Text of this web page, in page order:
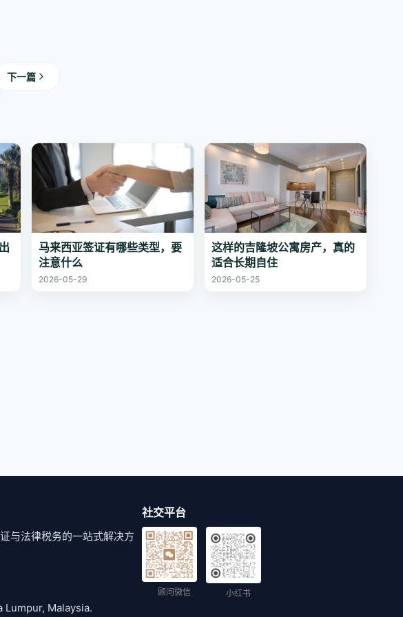
下一篇
马来西亚签证有哪些类型，要
注意什么
2026-05-29
这样的吉隆坡公寓房产，真的
适合长期自住
2026-05-25
与法律税务的一站式解决方
Lumpur, Malaysia.
社交平台
顾问微信 小红书